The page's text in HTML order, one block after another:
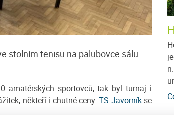
stolním tenisu na palubovce sálu
amatérských sportovců, tak byl turnaj i
někteří i chutné ceny.TS Javorníkse
v soukromí Marie
ve výšce 960 mnm, který prošel v roce
550 Kč za osobu / noc
více